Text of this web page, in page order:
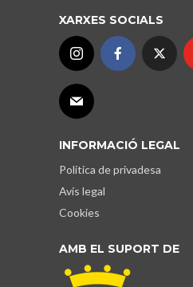
XARXES SOCIALS
INFORMACIÓ LEGAL
Política de privadesa
Avís legal
Cookies
AMB EL SUPORT DE